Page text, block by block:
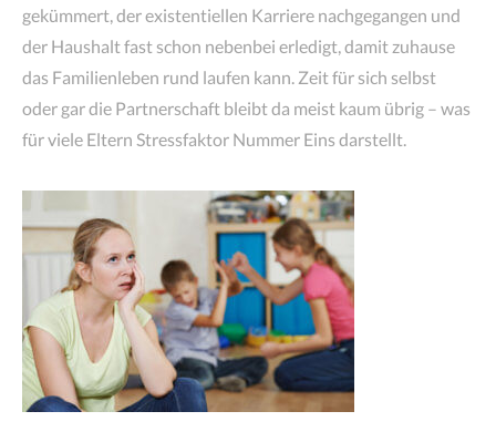
gekümmert, der existentiellen Karriere nachgegangen und
der Haushalt fast schon nebenbei erledigt, damit zuhause
das Familienleben rund laufen kann. Zeit für sich selbst
oder gar die Partnerschaft bleibt da meist kaum übrig – was
für viele Eltern Stressfaktor Nummer Eins darstellt.